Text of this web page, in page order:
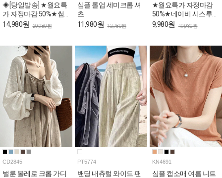
◈[당일발송] ★월요특
가 자정마감 50%★썸
머 크롭 시스루 셔츠
14,980원 29,980원
심플 롤업 세미크롭 셔
츠
11,980원 12,780원
★월요특가 자정마감
50%★네이비 시스루
퍼프 페플럼 블라우스
9,980원 19,980원
CD2845
벌룬 볼레로 크롭 가디
PT5774
밴딩 내츄럴 와이드 팬
KN4691
심플 캡소매 여름 니트